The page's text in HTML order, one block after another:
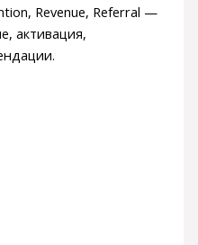
Revenue, Referral —
активация,